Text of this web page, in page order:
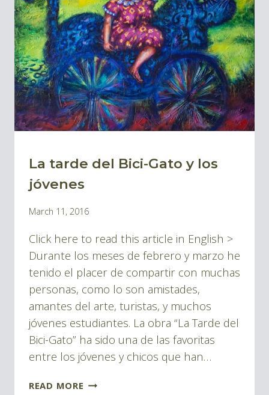
RECUERDOS
BLOG
|
PINTURAS
La tarde del Bici-Gato y los
jóvenes
By
Montes
March 11, 2016
Click here to read this article in English >
Durante los meses de febrero y marzo he
tenido el placer de compartir con muchas
personas, como lo son amistades,
amantes del arte, turistas, y muchos
jóvenes estudiantes. La obra “La Tarde del
Bici-Gato” ha sido una de las favoritas
entre los jóvenes y chicos que han…
READ MORE LA